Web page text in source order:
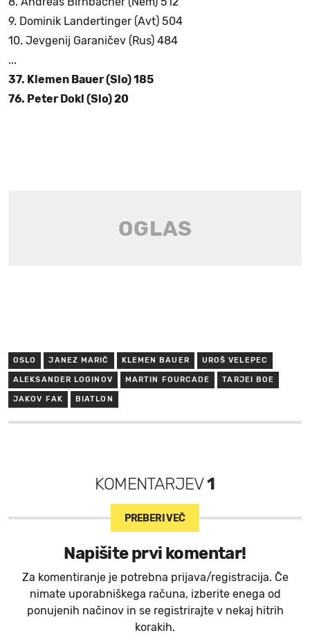
9. Dominik Landertinger (Avt) 504
10. Jevgenij Garaničev (Rus) 484
...
37. Klemen Bauer (Slo) 185
76. Peter Dokl (Slo) 20
OSLO JANEZ MARIČ KLEMEN BAUER UROŠ VELEPEC
ALEKSANDER LOGINOV MARTIN FOURCADE TARJEI BOE
JAKOV FAK BIATLON
KOMENTARJEV1
PREBERI VEČ
Napišite prvi komentar!
Za komentiranje je potrebna prijava/registracija. Če
nimate uporabniškega računa, izberite enega od
ponujenih načinov in se registrirajte v nekaj hitrih
korakih.